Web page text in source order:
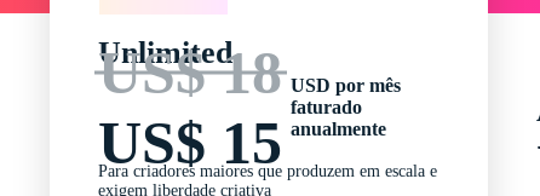
Unlimited
US$ 18
US$ 15
USD por mês
faturado
anualmente
Para criadores maiores que produzem em escala e
exigem liberdade criativa